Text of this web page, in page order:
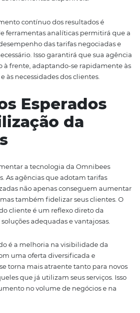
a
da
tecnologia da Omnibees em sua
mas com as diretrizes certas,
mais simples. O primeiro passo
oferece suporte para garantir que
sem interrupções nos serviços.
esteja integrada, é
todas as funcionalidades
os colaboradores e garantir
as ferramentas disponíveis.
contínuo dos resultados é
de ferramentas analíticas